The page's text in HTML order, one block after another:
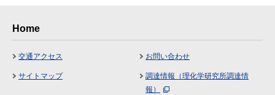
Home
交通アクセス お問い合わせ
サイトマップ
調達情報（理化学研究所調達情
報）